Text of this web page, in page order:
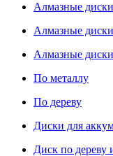
Алмазные
Алмазные
Алмазные
По металлу
По дереву
Диски для
Диск по дереву